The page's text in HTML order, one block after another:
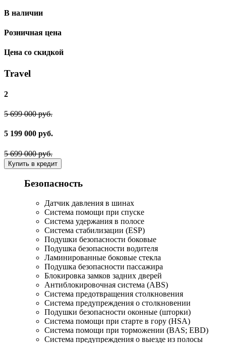
В наличии
Розничная цена
Цена со скидкой
Travel
2
5 699 000 руб.
5 199 000 руб.
5 699 000 руб.
Купить в кредит
Безопасность
Датчик давления в шинах
Система помощи при спуске
Система удержания в полосе
Система стабилизации (ESP)
Подушки безопасности боковые
Подушка безопасности водителя
Ламинированные боковые стекла
Подушка безопасности пассажира
Блокировка замков задних дверей
Антиблокировочная система (ABS)
Система предотвращения столкновения
Система предупреждения о столкновении
Подушки безопасности оконные (шторки)
Система помощи при старте в гору (HSA)
Система помощи при торможении (BAS; EBD)
Система предупреждения о выезде из полосы